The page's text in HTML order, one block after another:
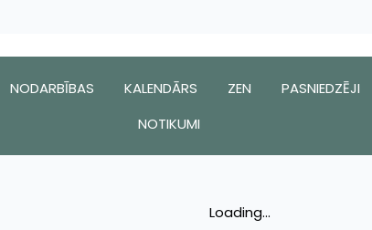
NODARBĪBAS KALENDĀRS ZEN PASNIEDZĒJI
NOTIKUMI
Loading...